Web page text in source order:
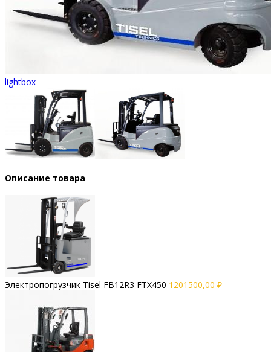
lightbox
Описание товара
Электропогрузчик Tisel FB12R3 FTX450 1201500,00 ₽